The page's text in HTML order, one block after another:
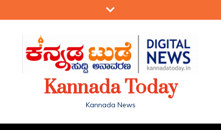
Kannada Today
Kannada News